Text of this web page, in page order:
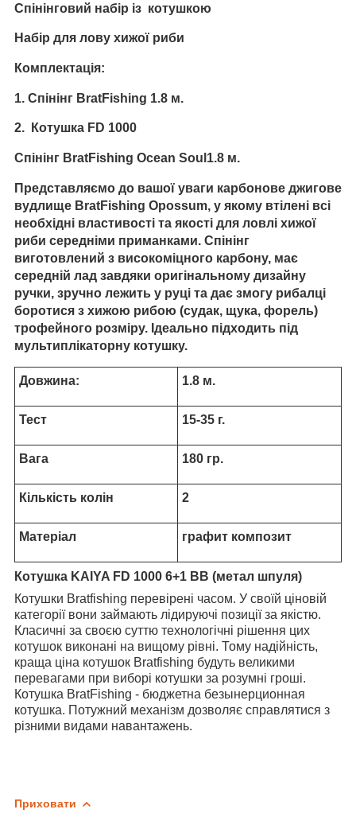
Спінінговий набір із котушкою
Набір для лову хижої риби
Комплектація:
1. Спінінг BratFishing 1.8 м.
2. Котушка FD 1000
Спінінг BratFishing Ocean Soul1.8 м.
Представляємо до вашої уваги карбонове джигове
вудлище BratFishing Opossum, у якому втілені всі
необхідні властивості та якості для ловлі хижої
риби середніми приманками. Спінінг
виготовлений з високоміцного карбону, має
середній лад завдяки оригінальному дизайну
ручки, зручно лежить у руці та дає змогу рибалці
боротися з хижою рибою (судак, щука, форель)
трофейного розміру. Ідеально підходить під
мультиплікаторну котушку.
Довжина: 1.8 м.
Тест 15-35 г.
Вага 180 гр.
Кількість колін 2
Матеріал графит композит
Котушка KAIYA FD 1000 6+1 BB (метал шпуля)
Котушки Bratfishing перевірені часом. У своїй ціновій
категорії вони займають лідируючі позиції за якістю.
Класичні за своєю суттю технологічні рішення цих
котушок виконані на вищому рівні. Тому надійність,
краща ціна котушок Bratfishing будуть великими
перевагами при виборі котушки за розумні гроші.
Котушка BratFishing - бюджетна безынерционная
котушка. Потужний механізм дозволяє справлятися з
різними видами навантажень.
Приховати